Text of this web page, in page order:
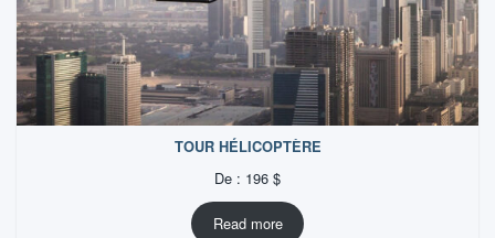
TOUR HÉLICOPTÈRE
De : 196 $
Read more